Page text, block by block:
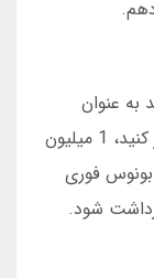
واریز می کنید، 20 درصد به عنوان
بونوس دریافت می کنید. اگر 5 میلیون واریز کنید، 1 میلیون
فوری